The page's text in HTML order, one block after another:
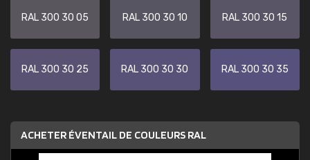
RAL 300 30 05 RAL 300 30 10 RAL 300 30 15
RAL 300 30 25 RAL 300 30 30 RAL 300 30 35
ACHETER ÉVENTAIL DE COULEURS RAL